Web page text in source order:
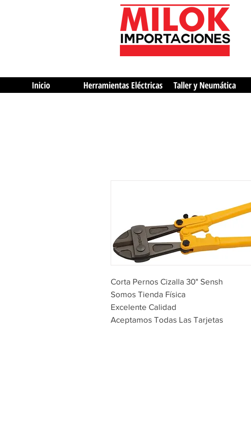
Inicio Herramientas Eléctricas Taller y Neumática
Corta Pernos Cizalla 30" Sensh
Somos Tienda Física
Excelente Calidad
Aceptamos Todas Las Tarjetas